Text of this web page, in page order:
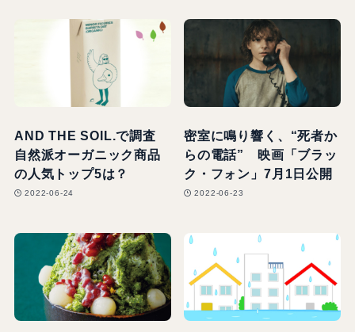
AND THE SOIL.で調査
自然派オーガニック商品
の人気トップ5は？
2022-06-24
密室に鳴り響く、“死者か
らの電話” 映画「ブラッ
ク・フォン」7月1日公開
2022-06-23